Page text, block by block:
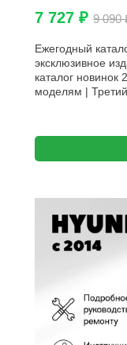
7 727 ₽ 9 090
Ежегодный
эксклюзивное
каталог новинок
моделям |